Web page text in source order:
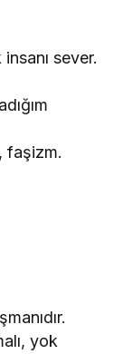
sever.
faşizm.
yok